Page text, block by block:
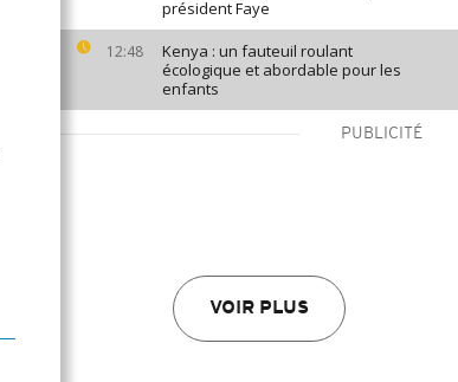
président Faye
12:48
Kenya : un fauteuil roulant
écologique et abordable pour les
enfants
PUBLICITÉ
VOIR PLUS